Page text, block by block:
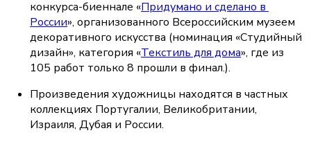
конкурса-биеннале «Придумано и сделано в
России», организованного Всероссийским музеем
декоративного искусства (номинация «Студийный
дизайн», категория «Текстиль для дома», где из
105 работ только 8 прошли в финал.).
Произведения художницы находятся в частных
коллекциях Португалии, Великобритании,
Израиля, Дубая и России.